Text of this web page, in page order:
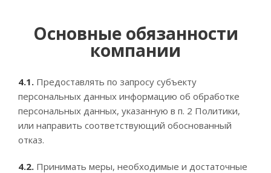
Основные обязанности
компании
4.1. Предоставлять по запросу субъекту
персональных данных информацию об обработке
персональных данных, указанную в п. 2 Политики,
или направить соответствующий обоснованный
отказ.
4.2. Принимать меры, необходимые и достаточные